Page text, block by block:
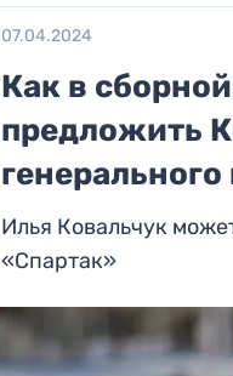
07.04.2024
Как в
предложить
Илья Ковальчук
«Спартак»